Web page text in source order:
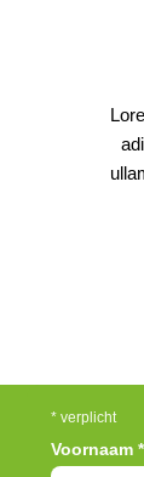
* verplicht
Voornaam *